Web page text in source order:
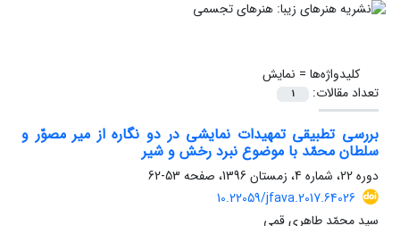
کلیدواژه‌ها = نمایش
تعداد مقالات:
1
بررسی تطبیقی تمهیدات نمایشی در دو نگاره از میر مصوّر و
سلطان محمّد با موضوع نبرد رخش و شیر
دوره 22، شماره 4، زمستان 1396، صفحه
53-62
10.22059/jfava.2017.64026
سید محمّد طاهری قمی